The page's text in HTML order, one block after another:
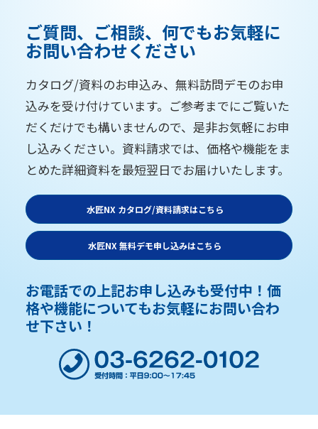
ご質問、ご相談、何でもお気軽に
お問い合わせください
カタログ/資料のお申込み、無料訪問デモのお申
込みを受け付けています。ご参考までにご覧いた
だくだけでも構いませんので、是非お気軽にお申
し込みください。資料請求では、価格や機能をま
とめた詳細資料を最短翌日でお届けいたします。
水匠NX カタログ/資料請求はこちら
水匠NX 無料デモ申し込みはこちら
お電話での上記お申し込みも受付中！価
格や機能についてもお気軽にお問い合わ
せ下さい！